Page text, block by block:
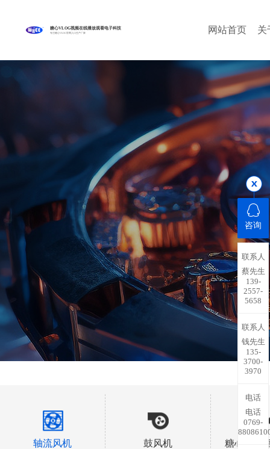
糖心VLOG视频在线播放观看电子科技
专注糖心VLOG官网入口生产厂家 网站首页 关
轴流风机 鼓风机 糖心视频
咨询
联系人
蔡先生
139-
2557-
5658
联系人
钱先生
135-
3700-
3970
电话
电话
0769-